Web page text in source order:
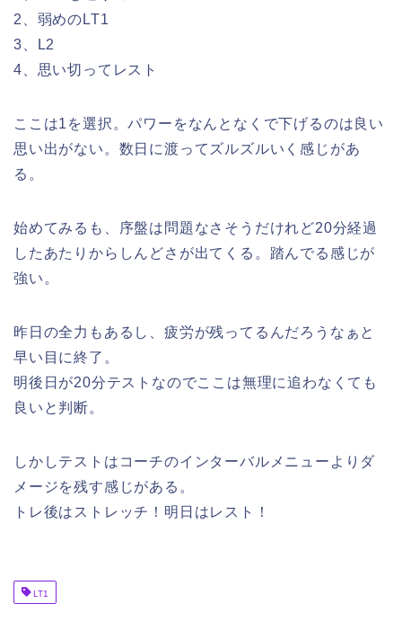
2、弱めのLT1
3、L2
4、思い切ってレスト
ここは1を選択。パワーをなんとなくで下げるのは良い
思い出がない。数日に渡ってズルズルいく感じがあ
る。
始めてみるも、序盤は問題なさそうだけれど20分経過
したあたりからしんどさが出てくる。踏んでる感じが
強い。
昨日の全力もあるし、疲労が残ってるんだろうなぁと
早い目に終了。
明後日が20分テストなのでここは無理に追わなくても
良いと判断。
しかしテストはコーチのインターバルメニューよりダ
メージを残す感じがある。
トレ後はストレッチ！明日はレスト！
LT1